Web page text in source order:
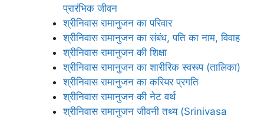
प्रारंभिक जीवन
श्रीनिवास रामानुजन का परिवार
श्रीनिवास रामानुजन का संबंध, पति का नाम, विवाह
श्रीनिवास रामानुजन की शिक्षा
श्रीनिवास रामानुजन का शारीरिक स्वरूप (तालिका)
श्रीनिवास रामानुजन का करियर प्रगति
श्रीनिवास रामानुजन की नेट वर्थ
श्रीनिवास रामानुजन जीवनी तथ्य (Srinivasa